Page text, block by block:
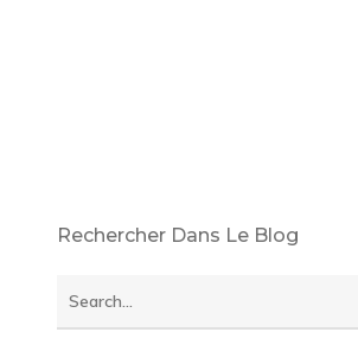
Rechercher Dans Le Blog